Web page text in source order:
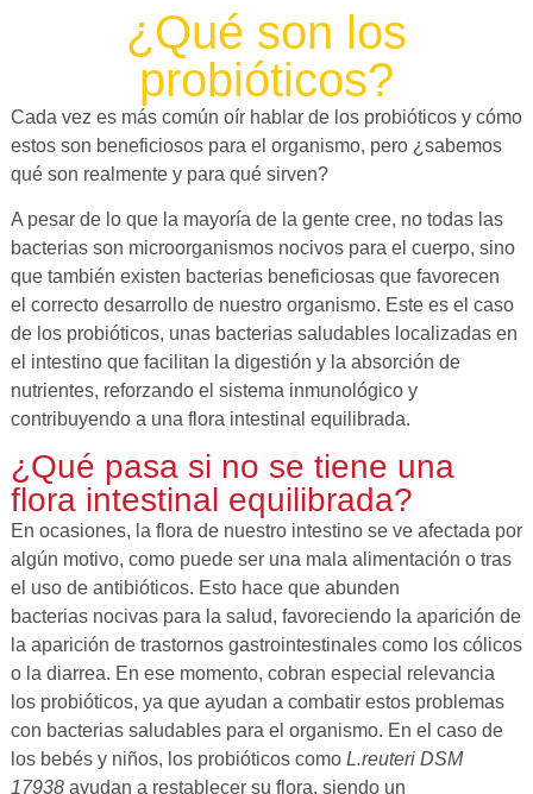
¿Qué son los
probióticos?
Cada vez es más común oír hablar de los probióticos y cómo
estos son beneficiosos para el organismo, pero ¿sabemos
qué son realmente y para qué sirven?
A pesar de lo que la mayoría de la gente cree, no todas las
bacterias son microorganismos nocivos para el cuerpo, sino
que también existen bacterias beneficiosas que favorecen
el correcto desarrollo de nuestro organismo. Este es el caso
de los probióticos, unas bacterias saludables localizadas en
el intestino que facilitan la digestión y la absorción de
nutrientes, reforzando el sistema inmunológico y
contribuyendo a una flora intestinal equilibrada.
¿Qué pasa si no se tiene una
flora intestinal equilibrada?
En ocasiones, la flora de nuestro intestino se ve afectada por
algún motivo, como puede ser una mala alimentación o tras
el uso de antibióticos. Esto hace que abunden
bacterias nocivas para la salud, favoreciendo la aparición de
la aparición de trastornos gastrointestinales como los cólicos
o la diarrea. En ese momento, cobran especial relevancia
los probióticos, ya que ayudan a combatir estos problemas
con bacterias saludables para el organismo. En el caso de
los bebés y niños, los probióticos como L.reuteri DSM
17938ayudan a restablecer su flora, siendo un